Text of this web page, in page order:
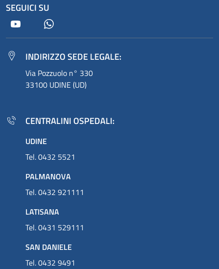
SEGUICI SU
Youtube
INDIRIZZO SEDE LEGALE:
Via Pozzuolo n° 330
33100 UDINE (UD)
CENTRALINI OSPEDALI:
UDINE
Tel. 0432 5521
PALMANOVA
Tel. 0432 921111
LATISANA
Tel. 0431 529111
SAN DANIELE
Tel. 0432 9491